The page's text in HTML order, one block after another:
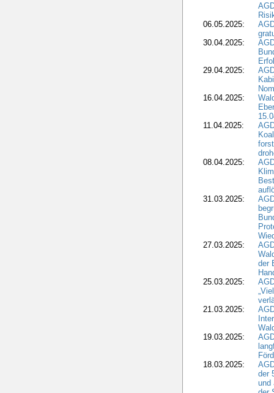
06.05.2025:
30.04.2025:
29.04.2025:
16.04.2025:
11.04.2025:
08.04.2025:
31.03.2025:
27.03.2025:
der
25.03.2025:
21.03.2025:
19.03.2025:
18.03.2025:
der
und